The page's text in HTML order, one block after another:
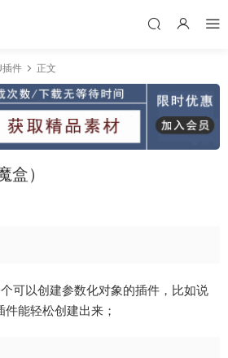
插件 正文
）
可以创建参数化对象的插件，比如说
能轻松创建出来；